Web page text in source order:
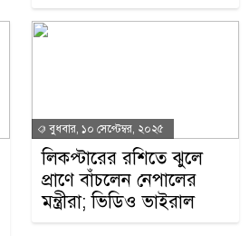
বুধবার, ১০ সেপ্টেম্বর, ২০২৫
লিকপ্টারের রশিতে ঝুলে
প্রাণে বাঁচলেন নেপালের
মন্ত্রীরা; ভিডিও ভাইরাল